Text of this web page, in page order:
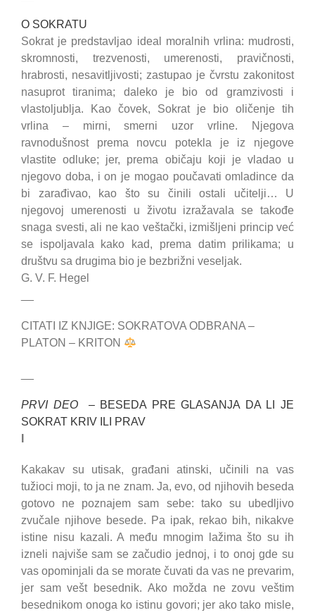
O SOKRATU
Sokrat je predstavljao ideal moralnih vrlina: mudrosti,
skromnosti, trezvenosti, umerenosti, pravičnosti,
hrabrosti, nesavitljivosti; zastupao je čvrstu zakonitost
nasuprot tiranima; daleko je bio od gramzivosti i
vlastoljublja. Kao čovek, Sokrat je bio oličenje tih
vrlina – mirni, smerni uzor vrline. Njegova
ravnodušnost prema novcu potekla je iz njegove
vlastite odluke; jer, prema običaju koji je vladao u
njegovo doba, i on je mogao poučavati omladince da
bi zarađivao, kao što su činili ostali učitelji… U
njegovoj umerenosti u životu izražavala se takođe
snaga svesti, ali ne kao veštački, izmišljeni princip već
se ispoljavala kako kad, prema datim prilikama; u
društvu sa drugima bio je bezbrižni veseljak.
G. V. F. Hegel
CITATI IZ KNJIGE: SOKRATOVA ODBRANA –
PLATON – KRITON
PRVI DEO – BESEDA PRE GLASANJA DA LI JE
SOKRAT KRIV ILI PRAV
Kakakav su utisak, građani atinski, učinili na vas
tužioci moji, to ja ne znam. Ja, evo, od njihovih beseda
gotovo ne poznajem sam sebe: tako su ubedljivo
zvučale njihove besede. Pa ipak, rekao bih, nikakve
istine nisu kazali. A među mnogim lažima što su ih
izneli najviše sam se začudio jednoj, i to onoj gde su
vas opominjali da se morate čuvati da vas ne prevarim,
jer sam vešt besednik. Ako možda ne zovu veštim
besednikom onoga ko istinu govori; jer ako tako misle,